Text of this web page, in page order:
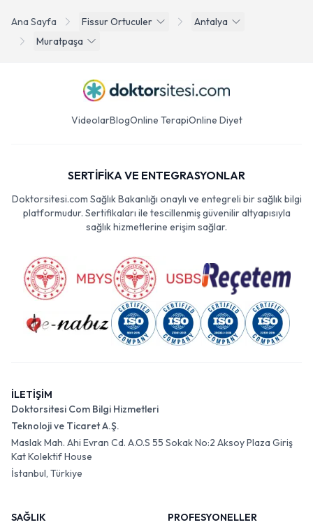
Ana Sayfa Fissur Ortuculer
Antalya
Muratpaşa
VideolarBlogOnline TerapiOnline Diyet
SERTİFİKA VE ENTEGRASYONLAR
Doktorsitesi.com Sağlık Bakanlığı onaylı ve entegreli bir sağlık bilgi
platformudur. Sertifikaları ile tescillenmiş güvenilir altyapısıyla
sağlık hizmetlerine erişim sağlar.
İLETİŞİM
Doktorsitesi Com Bilgi Hizmetleri
Teknoloji ve Ticaret A.Ş.
Maslak Mah. Ahi Evran Cd. A.O.S 55 Sokak No:2 Aksoy Plaza Giriş
Kat Kolektif House
İstanbul, Türkiye
SAĞLIK
PROFESYONELLER